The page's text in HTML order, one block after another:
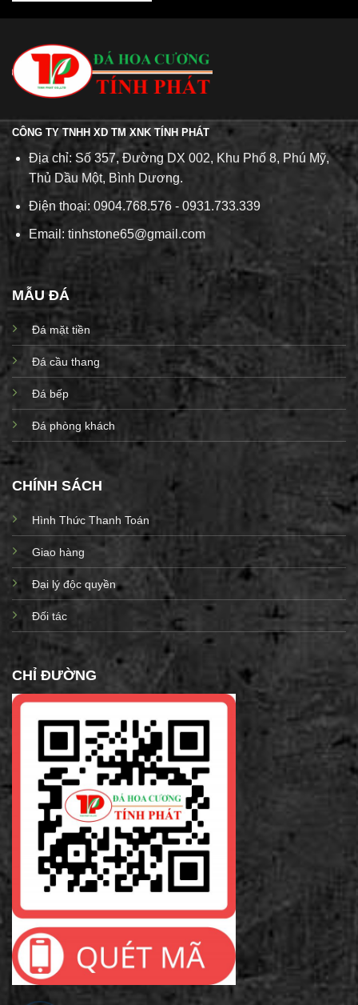
CÔNG TY TNHH XD TM XNK TÍNH PHÁT
Địa chỉ: Số 357, Đường DX 002, Khu Phố 8, Phú Mỹ,
Thủ Dầu Một, Bình Dương.
Điện thoại: 0904.768.576 - 0931.733.339
Email: tinhstone65@gmail.com
MẪU ĐÁ
Đá mặt tiền
Đá cầu thang
Đá bếp
Đá phòng khách
CHÍNH SÁCH
Hình Thức Thanh Toán
Giao hàng
Đại lý độc quyền
Đối tác
CHỈ ĐƯỜNG